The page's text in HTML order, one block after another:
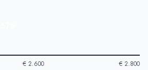
€ 2.600 € 2.800